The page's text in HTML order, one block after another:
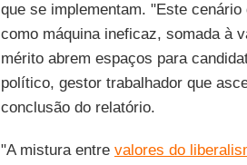
que se implementam. "Este
como máquina ineficaz, somada à
mérito abrem espaços para
político, gestor trabalhador que
conclusão do relatório.
"A mistura entre valores do